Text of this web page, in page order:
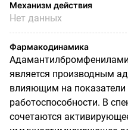
Механизм действия
Нет данных
Фармакодинамика
является производным
влияющим на показатели
работоспособности. В
сочетаются